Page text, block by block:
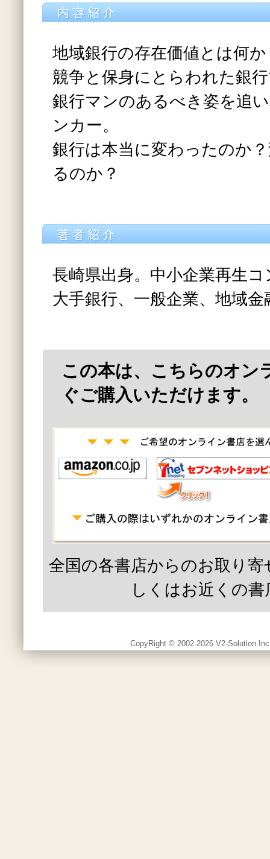
地域銀行の存在価値とは何か
競争と保身にとらわれた銀
銀行マンのあるべき姿を追
ンカー。
銀行は本当に変わったのか
るのか？
長崎県出身。中小企業再生
大手銀行、一般企業、地域
この本は、こちらのオン
ぐご購入いただけます。
全国の各書店からのお取り
しくはお近くの書
CopyRight © 2002-2026 V2-Solution